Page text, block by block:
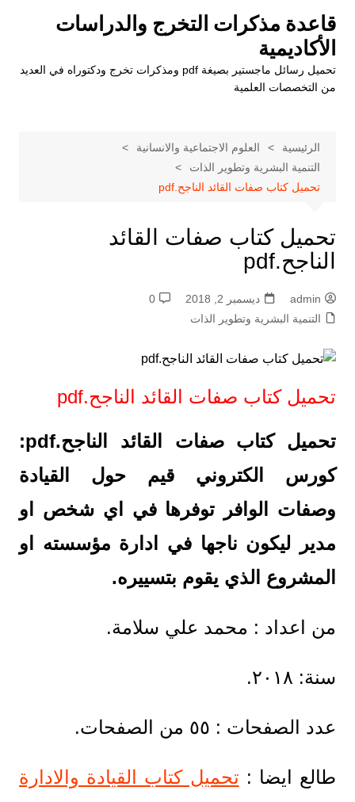
المحتوى
قاعدة مذكرات التخرج والدراسات
الأكاديمية
تحميل رسائل ماجستير بصيغة pdf ومذكرات تخرج ودكتوراه في العديد
من التخصصات العلمية
الرئيسية
العلوم الاجتماعية والانسانية
التنمية البشرية وتطوير الذات
تحميل كتاب صفات القائد الناجح.pdf
تحميل كتاب صفات القائد
الناجح.pdf
admin ديسمبر 2, 2018
0
التنمية البشرية وتطوير الذات
تحميل كتاب صفات القائد الناجح.pdf
تحميل كتاب صفات القائد الناجح.pdf:
كورس الكتروني قيم حول القيادة
وصفات الوافر توفرها في اي شخص او
مدير ليكون ناجها في ادارة مؤسسته او
المشروع الذي يقوم بتسييره.
من اعداد : محمد علي سلامة.
سنة: ٢٠١٨.
عدد الصفحات : ٥٥ من الصفحات.
طالع ايضا : تحميل كتاب القيادة والادارة